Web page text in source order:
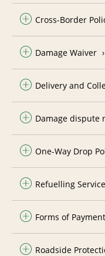
Cross-Border
Damage Waiver
Delivery and
Damage dispute
One-Way Drop
Refuelling Service
Forms of Payment
Roadside